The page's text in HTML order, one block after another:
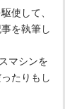
使して、
を執筆し
マシンを
たりもし